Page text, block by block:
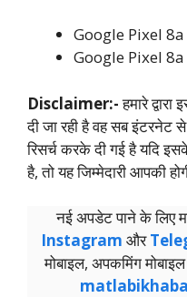
Google Pixel
Google Pixel
Disclaimer:-हमारे
दी जा रही है वह सब इंटरनेट
रिसर्च करके दी गई है यदि
है, तो यह जिम्मेदारी आपकी
नई अपडेट पाने के लिए
Instagram और
मोबाइल, अपकमिंग